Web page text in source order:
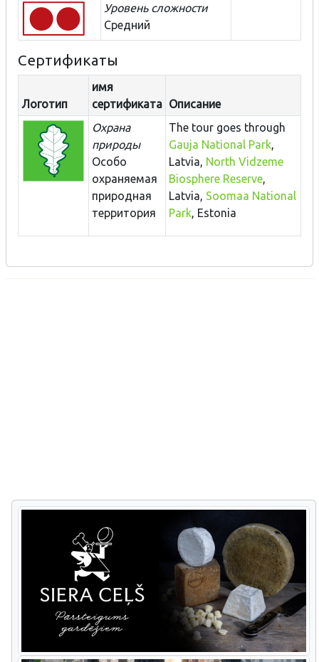
Уровень сложности
Средний
Сертификаты
Логотип
имя
сертификата Описание
Охрана
природы
Особо
охраняемая
природная
территория
The tour goes through
Gauja National Park,
Latvia, North Vidzeme
Biosphere Reserve,
Latvia, Soomaa National
Park, Estonia